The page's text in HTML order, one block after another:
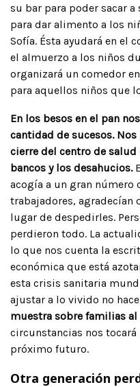
su bar para poder sacar
para dar alimento a los
Sofía. Ésta ayudará en el
el almuerzo a los niños
organizará un comedor
para aquellos niños que
En los besos en el pan
cantidad de sucesos.
cierre del centro de
bancos y los desahucios.
acogía a un gran número
trabajadores, agradecían
lugar de despedirles.
perdieron todo. La
lo que nos cuenta la
económica que está
esta crisis sanitaria
ajustar a lo vivido no
muestra sobre familias
circunstancias nos
próximo futuro.
Otra generación